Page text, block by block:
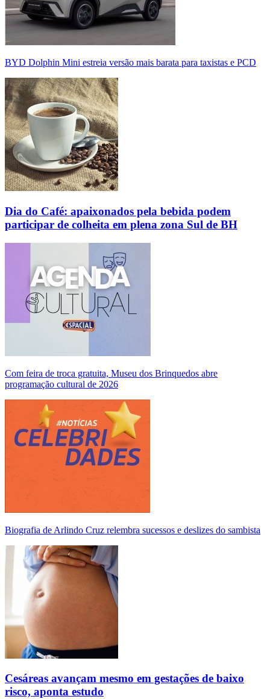
BYD Dolphin Mini estreia versão mais barata para taxistas e PCD
Dia do Café: apaixonados pela bebida podem
participar de colheita em plena zona Sul de BH
Com feira de troca gratuita, Museu dos Brinquedos abre
programação cultural de 2026
Biografia de Arlindo Cruz relembra sucessos e deslizes do sambista
Cesáreas avançam mesmo em gestações de baixo
risco, aponta estudo